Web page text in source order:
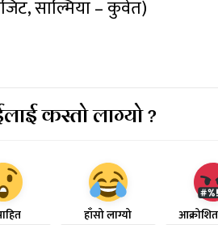
साल्मिया – कुवेत)
कस्तो लाग्यो ?
हाँसो लाग्यो